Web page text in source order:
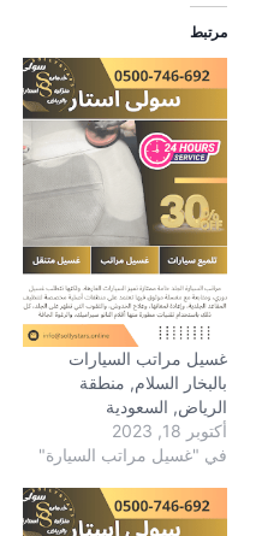
مرتبط
غسيل مراتب السيارات
بالبخار السلام, منطقة
الرياض, السعودية
أكتوبر 18, 2023
في "غسيل مراتب السيارة"